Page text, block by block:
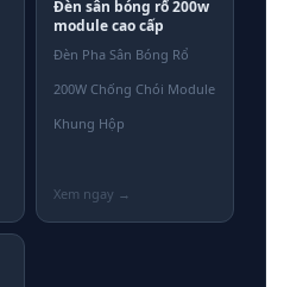
Đèn sân bóng rổ 200w
module cao cấp
Đèn Pha Sân Bóng Rổ
200W Chống Chói Module
Khung Hộp